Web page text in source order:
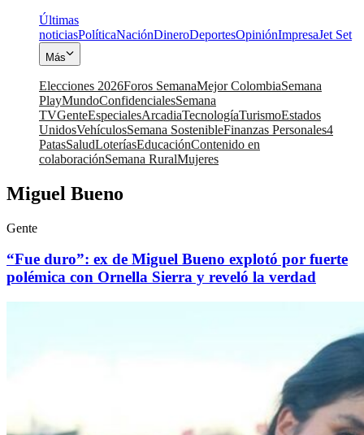
Últimas
noticiasPolíticaNaciónDineroDeportesOpiniónImpresaJet Set
Más
Elecciones 2026Foros SemanaMejor ColombiaSemana
PlayMundoConfidencialesSemana
TVGenteEspecialesArcadiaTecnologíaTurismoEstados
UnidosVehículosSemana SostenibleFinanzas Personales4
PatasSaludLoteríasEducaciónContenido en
colaboraciónSemana RuralMujeres
Miguel Bueno
Gente
“Fue duro”: ex de Miguel Bueno explotó por fuerte
polémica con Ornella Sierra y reveló la verdad